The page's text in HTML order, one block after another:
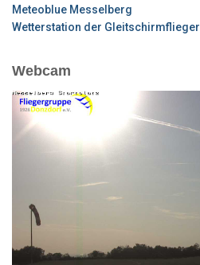
Meteoblue Messelberg
Wetterstation der Gleitschirmflieger
Webcam